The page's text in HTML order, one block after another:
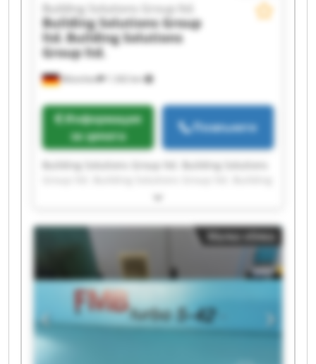
München 1 242 km
Building Solutions Group ltd.
Building Solutions Group
ltd. Building Solutions
Group ltd.
Информация
за цената
Позвънете
Building Solutions Group ltd. Building Solutions
Solutions Group ltd. Building Solutions Group
Solutions Group ltd. Building Solutions Group
ltd. Building Solutions Group ltd. Building
Solutions Group ltd. Building Solutions Group
ltd. Building Solutions Group ltd. Building
Solutions Group ltd. Building Solutions Group
ltd. Building Solutions Group ltd. Building
Solutions Group ltd. Building Solutions Group
ltd. Building Solutions Group ltd. Building
Solutions Group ltd. Building Solutions Group
Малка обява